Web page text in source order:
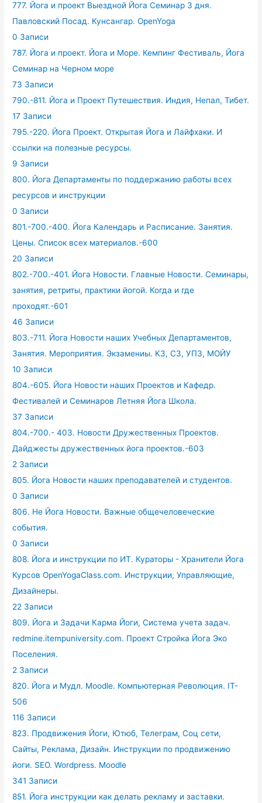
777. Йога и проект Выездной Йога Семинар 3 дня.
Павловский Посад. Кунсангар. OpenYoga
0 Записи
787. Йога и проект. Йога и Море. Кемпинг Фестиваль, Йога
Семинар на Черном море
73 Записи
790.-811. Йога и Проект Путешествия. Индия, Непал, Тибет.
17 Записи
795.-220. Йога Проект. Открытая Йога и Лайфхаки. И
ссылки на полезные ресурсы.
9 Записи
800. Йога Департаменты по поддержанию работы всех
ресурсов и инструкции
0 Записи
801.-700.-400. Йога Календарь и Расписание. Занятия.
Цены. Список всех материалов.-600
20 Записи
802.-700.-401. Йога Новости. Главные Новости. Семинары,
занятия, ретриты, практики йогой. Когда и где
проходят.-601
46 Записи
803.-711. Йога Новости наших Учебных Департаментов,
Занятия. Мероприятия. Экзамениы. КЗ, СЗ, УПЗ, МОЙУ
10 Записи
804.-605. Йога Новости наших Проектов и Кафедр.
Фестивалей и Семинаров Летняя Йога Школа.
37 Записи
804.-700.- 403. Новости Дружественных Проектов.
Дайджесты дружественных йога проектов.-603
2 Записи
805. Йога Новости наших преподавателей и студентов.
0 Записи
806. Не Йога Новости. Важные общечеловеческие
события.
0 Записи
808. Йога и инструкции по ИТ. Кураторы - Хранители Йога
Курсов OpenYogaClass.com. Инструкции, Управляющие,
Дизайнеры.
22 Записи
809. Йога и Задачи Карма Йоги, Система учета задач.
redmine.itempuniversity.com. Проект Стройка Йога Эко
Поселения.
2 Записи
820. Йога и Мудл. Moodle. Компьютерная Революция. IT-
506
116 Записи
823. Продвижения Йоги, Ютюб, Телеграм, Соц сети,
Сайты, Реклама, Дизайн. Инструкции по продвижению
йоги. SEO. Wordpress. Moodle
341 Записи
851. Йога инструкции как делать рекламу и заставки.